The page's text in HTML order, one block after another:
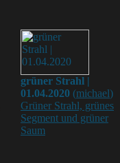
grüner Strahl |
01.04.2020 (michael)
Grüner Strahl, grünes
Segment und grüner
Saum